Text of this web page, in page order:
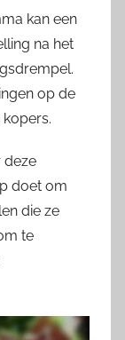
kan een
na het
op de
deze
doet om
die ze
te